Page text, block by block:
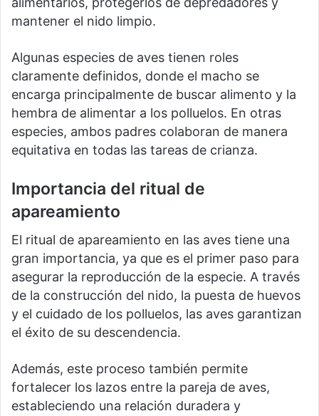
mantener el nido limpio.
Algunas especies de aves tienen roles
claramente definidos, donde el macho se
encarga principalmente de buscar alimento y la
hembra de alimentar a los polluelos. En otras
especies, ambos padres colaboran de manera
equitativa en todas las tareas de crianza.
Importancia del ritual de
apareamiento
El ritual de apareamiento en las aves tiene una
gran importancia, ya que es el primer paso para
asegurar la reproducción de la especie. A través
de la construcción del nido, la puesta de huevos
y el cuidado de los polluelos, las aves garantizan
el éxito de su descendencia.
Además, este proceso también permite
fortalecer los lazos entre la pareja de aves,
estableciendo una relación duradera y